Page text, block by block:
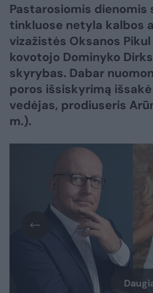
Pastarosiomis dienomis
tinkluose netyla kalbos
vizažistės Oksanos
kovotojo Dominyko
skyrybas. Dabar
poros išsiskyrimą
vedėjas, prodiuseris
m.).